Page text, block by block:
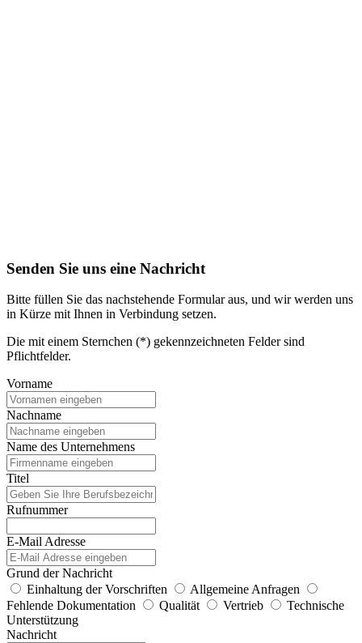
Senden Sie uns eine Nachricht
Bitte füllen Sie das nachstehende Formular aus, und wir werden uns
in Kürze mit Ihnen in Verbindung setzen.
Die mit einem Sternchen (*) gekennzeichneten Felder sind
Pflichtfelder.
Vorname
Nachname
Name des Unternehmens
Titel
Rufnummer
E-Mail Adresse
Grund der Nachricht
Einhaltung der Vorschriften
Allgemeine Anfragen
Fehlende Dokumentation
Qualität Vertrieb
Technische
Unterstützung
Nachricht